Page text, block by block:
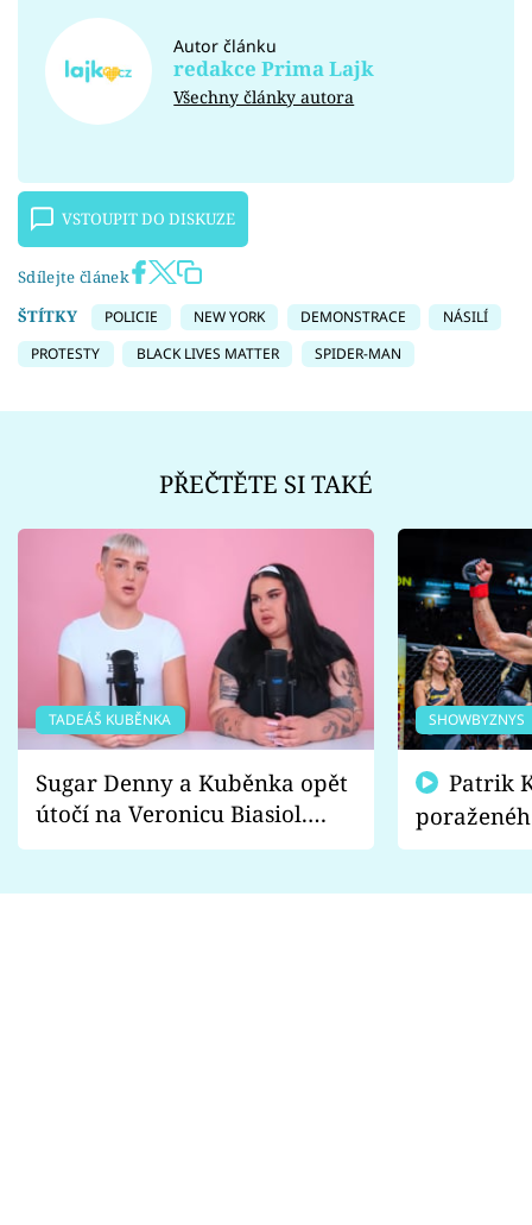
Autor článku
redakce Prima Lajk
Všechny články autora
VSTOUPIT DO DISKUZE
Sdílejte článek
ŠTÍTKY
POLICIE NEW YORK DEMONSTRACE
NÁSILÍ
PROTESTY
BLACK LIVES MATTER SPIDER-MAN
PŘEČTĚTE SI TAKÉ
TADEÁŠ KUBĚNKA
Sugar Denny a Kuběnka opět
útočí na Veronicu Biasiol.
Proč je podle nich falešná a
SHOWBYZNYS
fanoušci